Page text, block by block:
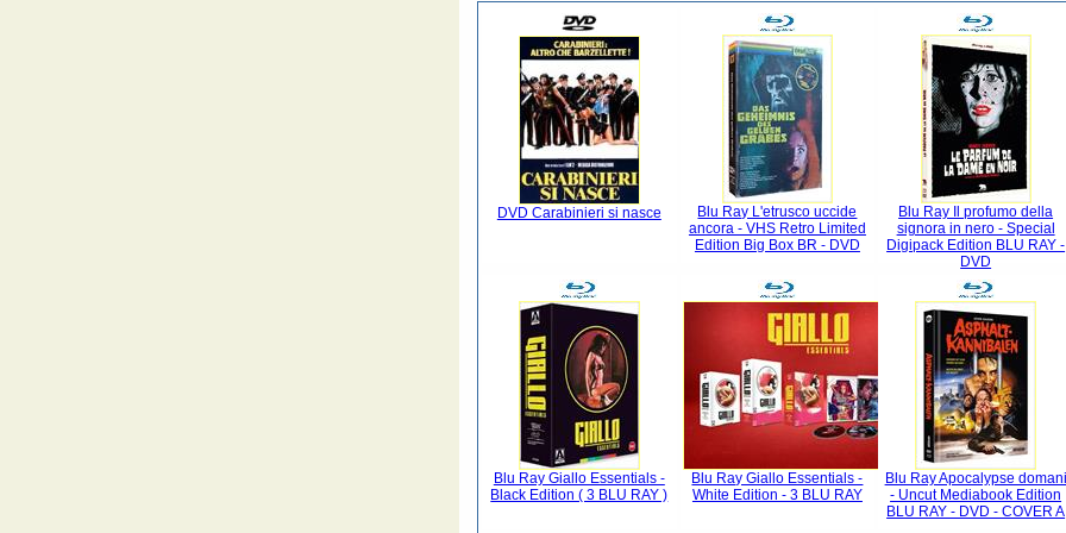
DVD Carabinieri si nasce
Blu Ray L'etrusco uccide
ancora - VHS Retro Limited
Edition Big Box BR - DVD
Blu Ray Il profumo della
signora in nero - Special
Digipack Edition BLU RAY -
DVD
Blu Ray Giallo Essentials -
Black Edition ( 3 BLU RAY )
Blu Ray Giallo Essentials -
White Edition - 3 BLU RAY
Blu Ray Apocalypse domani
- Uncut Mediabook Edition
BLU RAY - DVD - COVER A